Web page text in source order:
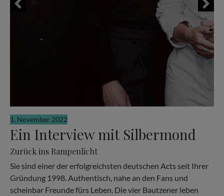
1. November 2022
Ein Interview mit Silbermond
Zurück ins Rampenlicht
Sie sind einer der erfolgreichsten deutschen Acts seit Ihrer
Gründung 1998. Authentisch, nahe an den Fans und
scheinbar Freunde fürs Leben. Die vier Bautzener leben